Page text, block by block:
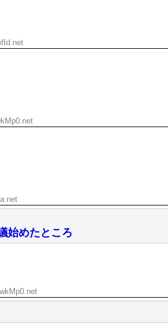
始めたところ